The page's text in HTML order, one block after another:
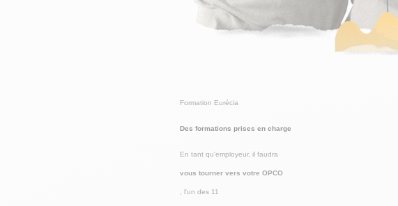
Formation Eurécia
Des formations prises en charge
En tant qu'employeur, il faudra
vous tourner vers votre OPCO
, l'un des 11